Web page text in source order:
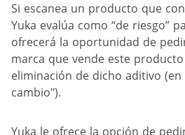
Si escanea un producto que
Yuka evalúa como “de riesgo”
ofrecerá la oportunidad de
marca que vende este
eliminación de dicho aditivo
cambio").
Yuka le ofrece la opción de